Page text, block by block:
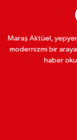
Maraş Aktüel,
modernizmi bir
haber